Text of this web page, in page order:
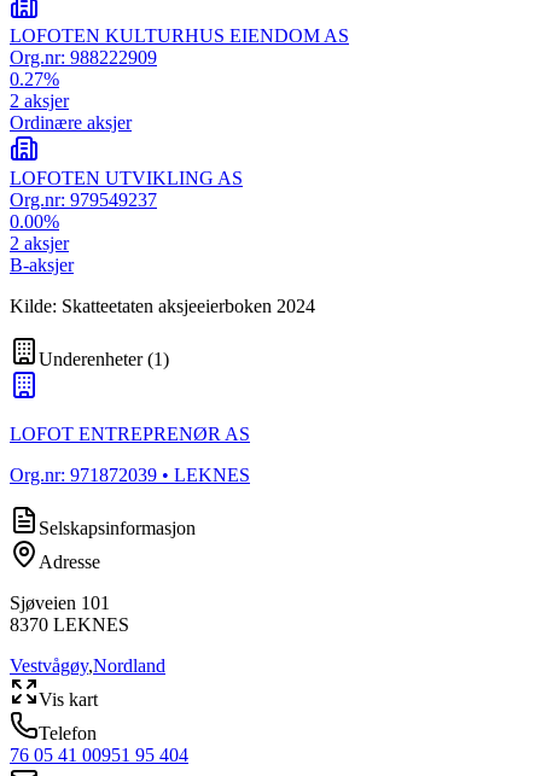
LOFOTEN KULTURHUS EIENDOM AS
Org.nr: 988222909
0.27%
2 aksjer
Ordinære aksjer
LOFOTEN UTVIKLING AS
Org.nr: 979549237
0.00%
2 aksjer
B-aksjer
Kilde: Skatteetaten aksjeeierboken 2024
Underenheter(1)
LOFOT ENTREPRENØR AS
Org.nr: 971872039 • LEKNES
Selskapsinformasjon
Adresse
Sjøveien 101
8370 LEKNES
Vestvågøy,Nordland
Vis kart
Telefon
76 05 41 00951 95 404